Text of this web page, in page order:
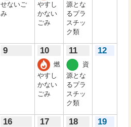
せないご
み
やすし
かない
ごみ
源とな
るプラ
スチッ
ク類
9 10
燃
やすし
かない
ごみ
11
資
源とな
るプラ
スチッ
ク類
12
16 17 18 19